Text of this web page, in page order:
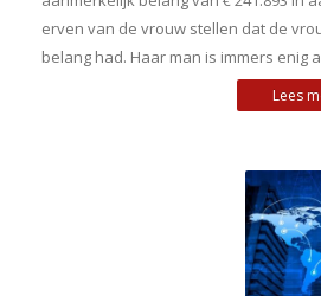
erven van de vrouw stellen dat de
belang had. Haar man is immers enig